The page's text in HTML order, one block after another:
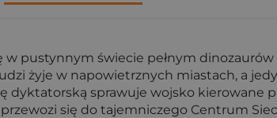
pustynnym świecie pełnym
żyje w napowietrznych miastach, a
dyktatorską sprawuje wojsko kierowane
się do tajemniczego Centrum